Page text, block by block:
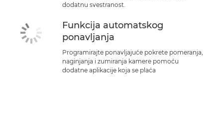
dodatnu svestranost.
Funkcija automatskog
ponavljanja
Programirajte ponavljajuće pokrete pomeranja,
naginjanja i zumiranja kamere pomoću
dodatne aplikacije koja se plaća